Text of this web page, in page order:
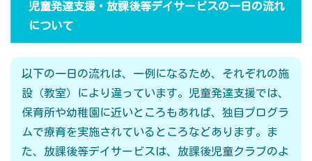
児童発達支援・放課後等デイサービスの一日の流れ
について
以下の一日の流れは、一例になるため、それぞれの施
設（教室）により違っています。児童発達支援では、
保育所や幼稚園に近いところもあれば、独自プログラ
ムで療育を実施されているところなどあります。ま
た、放課後等デイサービスは、放課後児童クラブのよ